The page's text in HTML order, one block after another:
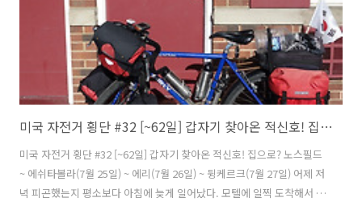
미국 자전거 횡단 #32 [~62일] 갑자기 찾아온 적신호! 집으로? (에리, 뒹케르크)
미국 자전거 횡단 #32 [~62일] 갑자기 찾아온 적신호! 집으로? 노스필드
~ 에쉬타볼라(7월 25일) ~ 에리(7월 26일) ~ 뒹케르크(7월 27일) 어제 저
녁 피곤했는지 평소보다 아침에 늦게 일어났다. 모텔에 일찍 도착해서 쉬